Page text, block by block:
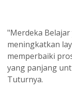
"Merdeka
meningkatkan
memperbaiki
yang panjang
Tuturnya.